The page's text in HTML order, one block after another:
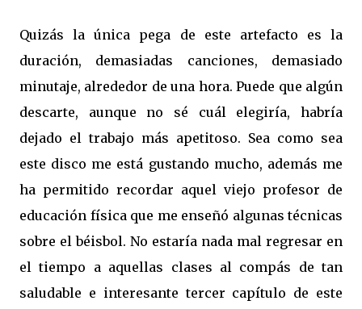
Quizás la única pega de este artefacto es la
duración, demasiadas canciones, demasiado
minutaje, alrededor de una hora. Puede que algún
descarte, aunque no sé cuál elegiría, habría
dejado el trabajo más apetitoso. Sea como sea
este disco me está gustando mucho, además me
ha permitido recordar aquel viejo profesor de
educación física que me enseñó algunas técnicas
sobre el béisbol. No estaría nada mal regresar en
el tiempo a aquellas clases al compás de tan
saludable e interesante tercer capítulo de este